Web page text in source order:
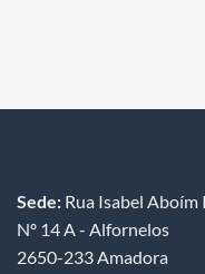
Sede: Rua Isabel Aboím
Nº 14 A - Alfornelos
2650-233 Amadora